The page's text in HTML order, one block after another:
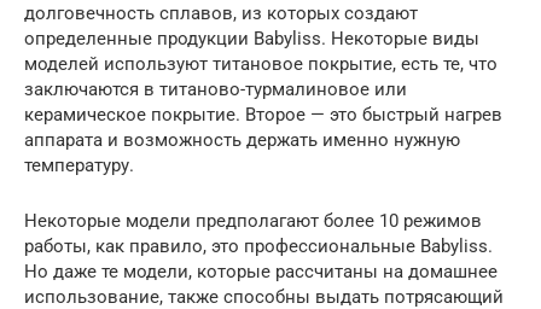
долговечность сплавов, из которых создают
определенные продукции Babyliss. Некоторые виды
моделей используют титановое покрытие, есть те, что
заключаются в титаново-турмалиновое или
керамическое покрытие. Второе — это быстрый нагрев
аппарата и возможность держать именно нужную
температуру.
Некоторые модели предполагают более 10 режимов
работы, как правило, это профессиональные Babyliss.
Но даже те модели, которые рассчитаны на домашнее
использование, также способны выдать потрясающий